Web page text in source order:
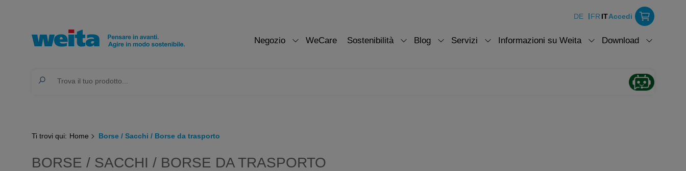
DE FR ITAccedi
Negozio WeCare Sostenibilità Blog Servizi Informazioni su Weita Download
Ti trovi qui: Home Borse / Sacchi / Borse da trasporto
BORSE / SACCHI / BORSE DA TRASPORTO